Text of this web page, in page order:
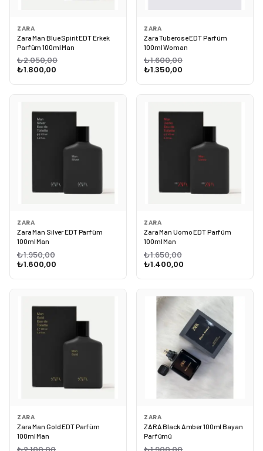
ZARA
Zara Man Blue Spirit EDT Erkek
Parfüm 100ml Man
₺2.050,00
₺1.800,00
ZARA
Zara Tuberose EDT Parfüm
100ml Woman
₺1.600,00
₺1.350,00
ZARA
Zara Man Silver EDT Parfüm
100ml Man
₺1.950,00
₺1.600,00
ZARA
Zara Man Uomo EDT Parfüm
100ml Man
₺1.650,00
₺1.400,00
ZARA
Zara Man Gold EDT Parfüm
100ml Man
ZARA
ZARA Black Amber 100ml Bayan
Parfümü